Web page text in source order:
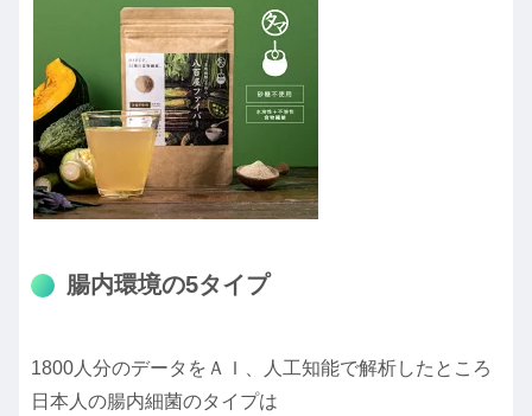
腸内環境の5タイプ
1800人分のデータをＡＩ、人工知能で解析したところ
日本人の腸内細菌のタイプは